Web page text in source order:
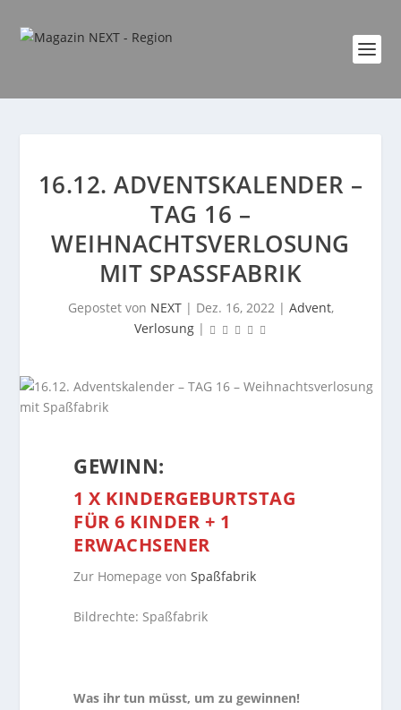
16.12. ADVENTSKALENDER –
TAG 16 –
WEIHNACHTSVERLOSUNG
MIT SPASSFABRIK
Gepostet von NEXT| Dez. 16, 2022| Advent,
Verlosung|
GEWINN:
1 X KINDERGEBURTSTAG
FÜR 6 KINDER + 1
ERWACHSENER
Zur Homepage vonSpaßfabrik
Bildrechte: Spaßfabrik
Was ihr tun müsst, um zu gewinnen!